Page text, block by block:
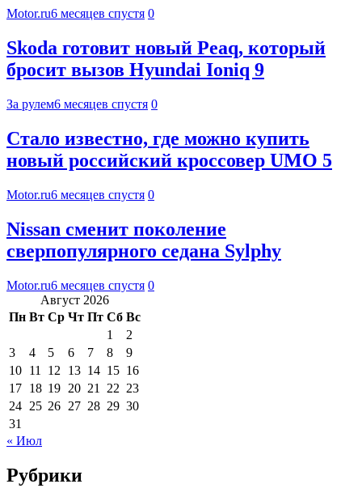
Motor.ru6 месяцев спустя 0
Skoda готовит новый Peaq, который
бросит вызов Hyundai Ioniq 9
За рулем6 месяцев спустя 0
Стало известно, где можно купить
новый российский кроссовер UMO 5
Motor.ru6 месяцев спустя 0
Nissan сменит поколение
сверпопулярного седана Sylphy
Motor.ru6 месяцев спустя 0
Август 2026
Пн Вт Ср Чт Пт Сб Вс
1
2
3
4 5 6 7 8
9
10 11 12 13 14 15 16
17 18 19 20 21 22 23
24 25 26 27 28 29 30
31
« Июл
Рубрики